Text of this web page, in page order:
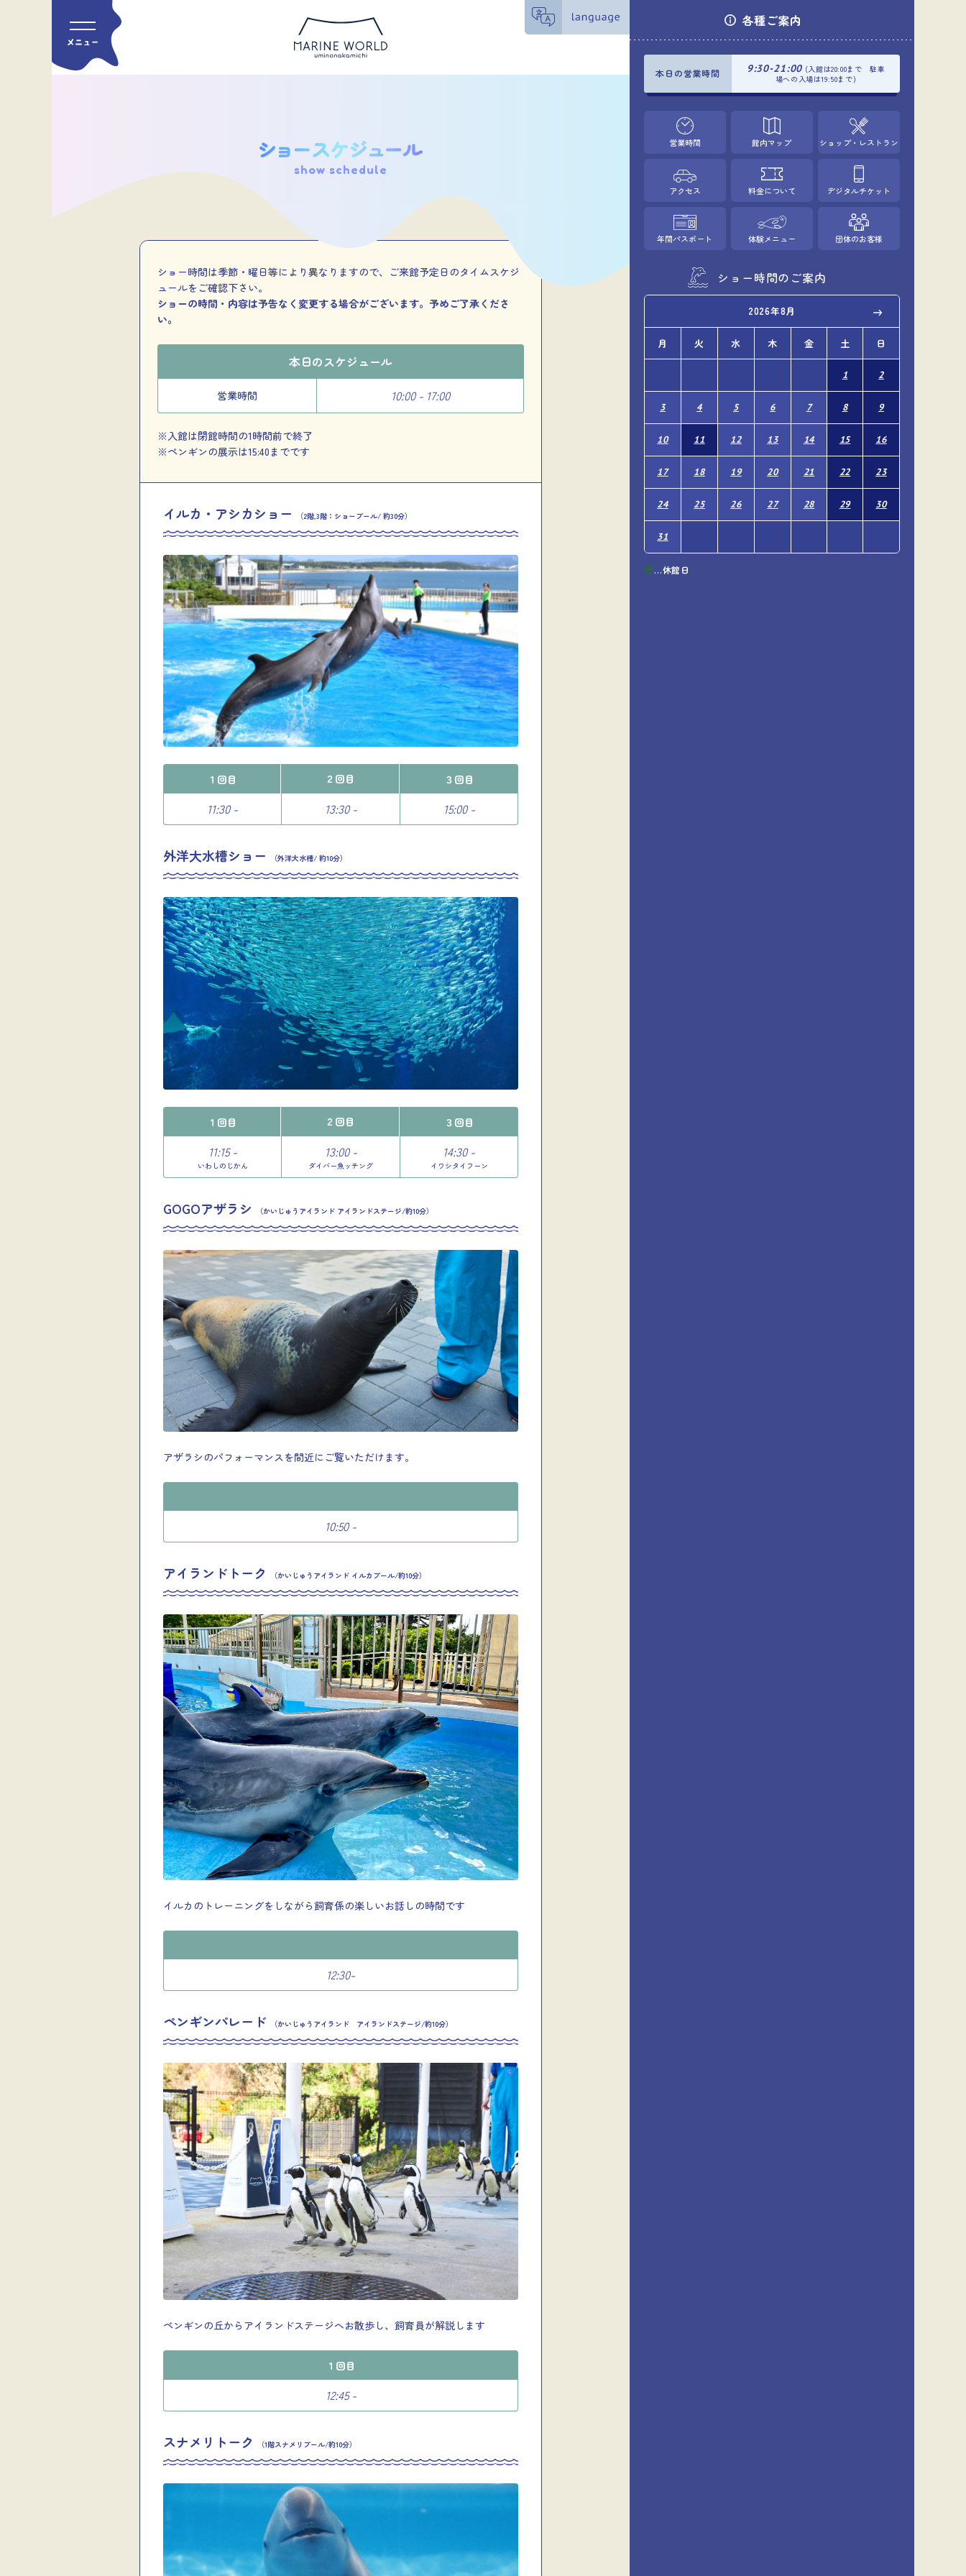
show schedule
ショー時間は季節・曜日等により異なりますので、ご来館予定日のタイムスケジ
ュールをご確認下さい。
ショーの時間・内容は予告なく変更する場合がございます。予めご了承くださ
い。
本日のスケジュール
営業時間 10:00 - 17:00
※入館は閉館時間の1時間前で終了
※ペンギンの展示は15:40までです
イルカ・アシカショー （2階,3階：ショープール/ 約30分）
１回目 ２回目 ３回目
11:30 - 13:30 - 15:00 -
外洋大水槽ショー （外洋大水槽/ 約10分）
１回目 ２回目 ３回目
11:15 -
いわしのじかん
13:00 -
ダイバー魚ッチング
14:30 -
イワシタイフーン
GOGOアザラシ （かいじゅうアイランド アイランドステージ/約10分）
アザラシのパフォーマンスを間近にご覧いただけます。
10:50 -
アイランドトーク （かいじゅうアイランド イルカプール/約10分）
イルカのトレーニングをしながら飼育係の楽しいお話しの時間です
12:30-
ペンギンパレード （かいじゅうアイランド アイランドステージ/約10分）
ペンギンの丘からアイランドステージへお散歩し、飼育員が解説します
１回目
12:45 -
スナメリトーク （1階スナメリプール/約10分）
各種ご案内
本日の営業時間 9:30-21:00 (入館は20:00まで 駐車
場への入場は19:50まで)
営業時間 館内マップ ショップ・レストラン
アクセス 料金について デジタルチケット
年間パスポート 体験メニュー 団体のお客様
ショー時間のご案内
2026年8月
月 火 水 木 金 土 日
1 2
3 4 5 6 7 8 9
10 11 12 13 14 15 16
17 18 19 20 21 22 23
24 25 26 27 28 29 30
31
…休館日